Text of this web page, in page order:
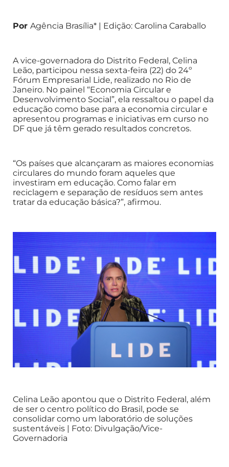
Por Agência Brasília* | Edição: Carolina Caraballo
A vice-governadora do Distrito Federal, Celina
Leão, participou nessa sexta-feira (22) do 24º
Fórum Empresarial Lide, realizado no Rio de
Janeiro. No painel “Economia Circular e
Desenvolvimento Social”, ela ressaltou o papel da
educação como base para a economia circular e
apresentou programas e iniciativas em curso no
DF que já têm gerado resultados concretos.
“Os países que alcançaram as maiores economias
circulares do mundo foram aqueles que
investiram em educação. Como falar em
reciclagem e separação de resíduos sem antes
tratar da educação básica?”, afirmou.
Celina Leão apontou que o Distrito Federal, além
de ser o centro político do Brasil, pode se
consolidar como um laboratório de soluções
sustentáveis | Foto: Divulgação/Vice-
Governadoria